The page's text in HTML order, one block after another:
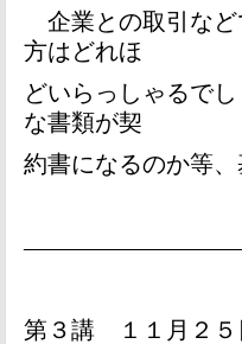
企業との取引など
方はどれほ
どいらっしゃるで
な書類が契
約書になるのか等
第３講 １１月２５